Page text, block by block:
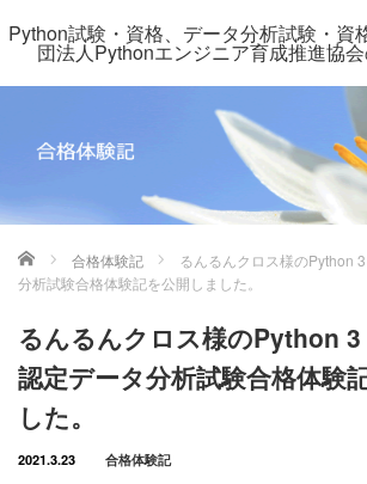
Python試験・資格、データ分析試験・資
団法人Pythonエンジニア育成推進協
ホーム 合格体験記
るんるんクロス様のPython
分析試験合格体験記を公開しました。
るんるんクロス様のPython
認定データ分析試験合格体験
した。
2021.3.23 合格体験記